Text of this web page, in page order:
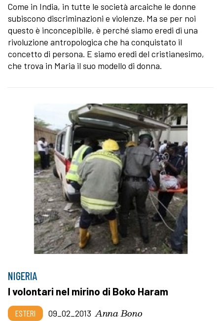
Come in India, in tutte le società arcaiche le donne
subiscono discriminazioni e violenze. Ma se per noi
questo è inconcepibile, è perché siamo eredi di una
rivoluzione antropologica che ha conquistato il
concetto di persona. E siamo eredi del cristianesimo,
che trova in Maria il suo modello di donna.
NIGERIA
I volontari nel mirino di Boko Haram
ESTERI 09_02_2013 Anna Bono